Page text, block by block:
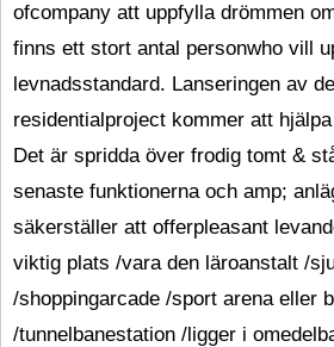
ofcompany att uppfylla drömmen
finns ett stort antal personwho vill
levnadsstandard. Lanseringen av
residentialproject kommer att
Det är spridda över frodig tomt &
senaste funktionerna och amp;
säkerställer att offerpleasant
viktig plats /vara den läroanstalt /
/shoppingarcade /sport arena eller
/tunnelbanestation /ligger i